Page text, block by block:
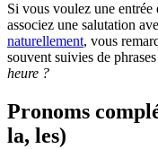
Si vous voulez une entrée
associez une salutation
naturellement, vous
souvent suivies de
heure ?
Pronoms
la, les)